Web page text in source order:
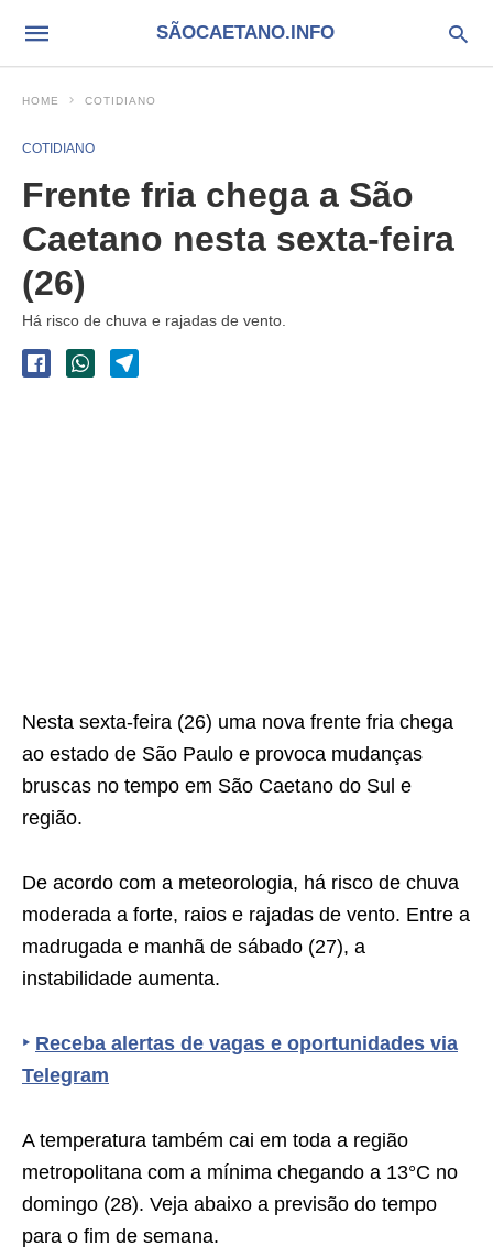
SÃOCAETANO.INFO
HOME COTIDIANO
COTIDIANO
Frente fria chega a São
Caetano nesta sexta-feira
(26)
Há risco de chuva e rajadas de vento.
Nesta sexta-feira (26) uma nova frente fria chega
ao estado de São Paulo e provoca mudanças
bruscas no tempo em São Caetano do Sul e
região.
De acordo com a meteorologia, há risco de chuva
moderada a forte, raios e rajadas de vento. Entre a
madrugada e manhã de sábado (27), a
instabilidade aumenta.
‣ Receba alertas de vagas e oportunidades via
Telegram
A temperatura também cai em toda a região
metropolitana com a mínima chegando a 13°C no
domingo (28). Veja abaixo a previsão do tempo
para o fim de semana.